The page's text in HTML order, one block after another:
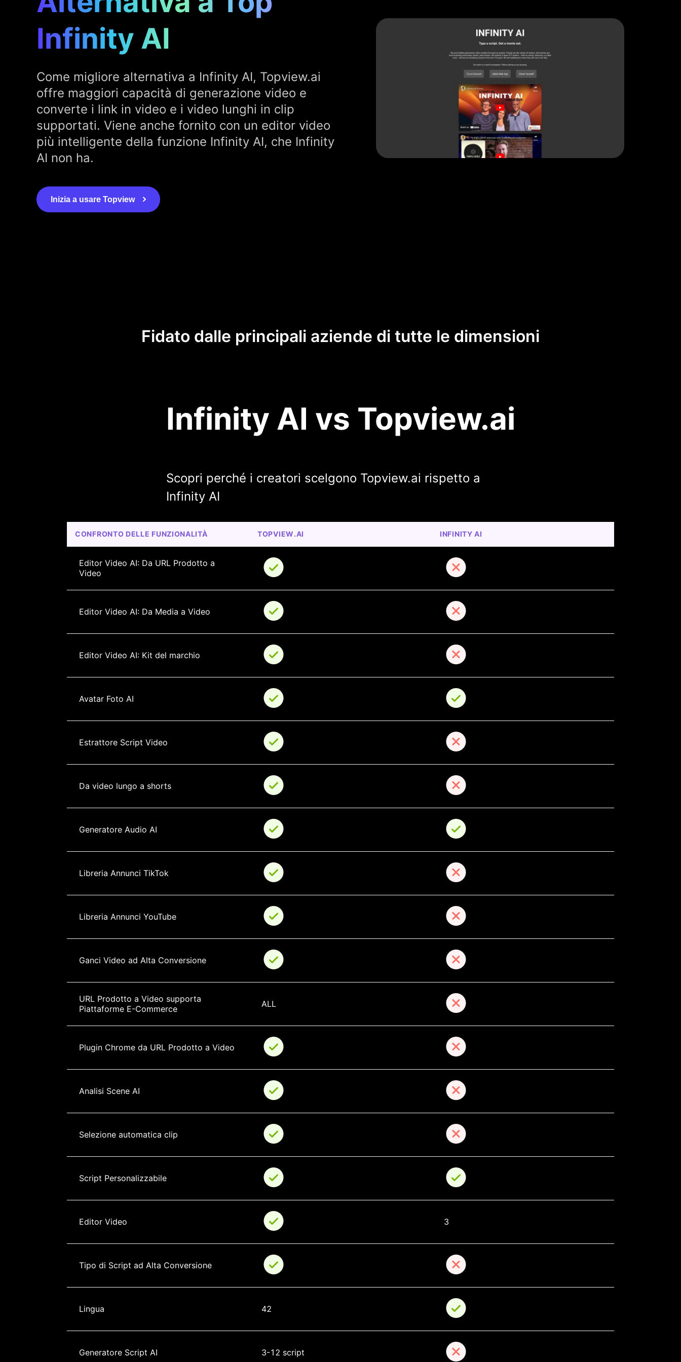
Infinity AI
Come migliore alternativa a Infinity AI, Topview.ai
offre maggiori capacità di generazione video e
converte i link in video e i video lunghi in clip
supportati. Viene anche fornito con un editor video
più intelligente della funzione Infinity AI, che Infinity
AI non ha.
Inizia a usare Topview
Fidato dalle principali aziende di tutte le dimensioni
Infinity AI vs Topview.ai
Scopri perché i creatori scelgono Topview.ai rispetto a
Infinity AI
CONFRONTO DELLE FUNZIONALITÀ TOPVIEW.AI INFINITY AI
Editor Video AI: Da URL Prodotto a
Video
Editor Video AI: Da Media a Video
Editor Video AI: Kit del marchio
Avatar Foto AI
Estrattore Script Video
Da video lungo a shorts
Generatore Audio AI
Libreria Annunci TikTok
Libreria Annunci YouTube
Ganci Video ad Alta Conversione
URL Prodotto a Video supporta
Piattaforme E-Commerce
ALL
Plugin Chrome da URL Prodotto a Video
Analisi Scene AI
Selezione automatica clip
Script Personalizzabile
Editor Video 3
Tipo di Script ad Alta Conversione
Lingua 42
Generatore Script AI 3-12 script